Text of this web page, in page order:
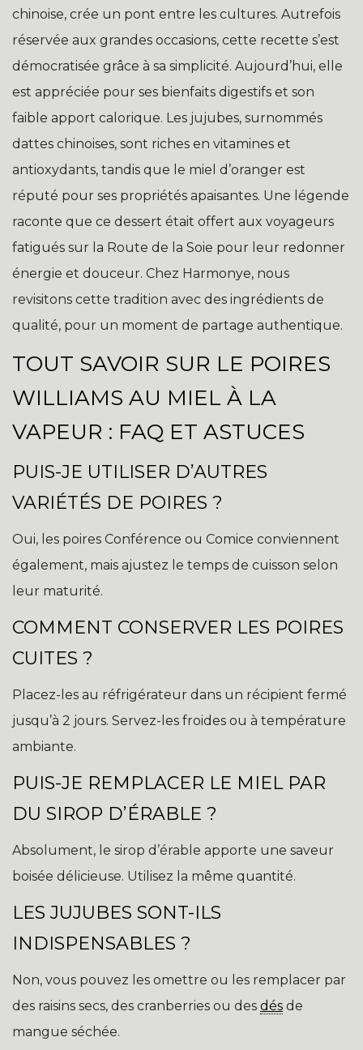
chinoise, crée un pont entre les cultures. Autrefois
réservée aux grandes occasions, cette recette s’est
démocratisée grâce à sa simplicité. Aujourd’hui, elle
est appréciée pour ses bienfaits digestifs et son
faible apport calorique. Les jujubes, surnommés
dattes chinoises, sont riches en vitamines et
antioxydants, tandis que le miel d’oranger est
réputé pour ses propriétés apaisantes. Une légende
raconte que ce dessert était offert aux voyageurs
fatigués sur la Route de la Soie pour leur redonner
énergie et douceur. Chez Harmonye, nous
revisitons cette tradition avec des ingrédients de
qualité, pour un moment de partage authentique.
TOUT SAVOIR SUR LE POIRES
WILLIAMS AU MIEL À LA
VAPEUR : FAQ ET ASTUCES
PUIS-JE UTILISER D’AUTRES
VARIÉTÉS DE POIRES ?
Oui, les poires Conférence ou Comice conviennent
également, mais ajustez le temps de cuisson selon
leur maturité.
COMMENT CONSERVER LES POIRES
CUITES ?
Placez-les au réfrigérateur dans un récipient fermé
jusqu’à 2 jours. Servez-les froides ou à température
ambiante.
PUIS-JE REMPLACER LE MIEL PAR
DU SIROP D’ÉRABLE ?
Absolument, le sirop d’érable apporte une saveur
boisée délicieuse. Utilisez la même quantité.
LES JUJUBES SONT-ILS
INDISPENSABLES ?
Non, vous pouvez les omettre ou les remplacer par
des raisins secs, des cranberries ou des dés de
mangue séchée.